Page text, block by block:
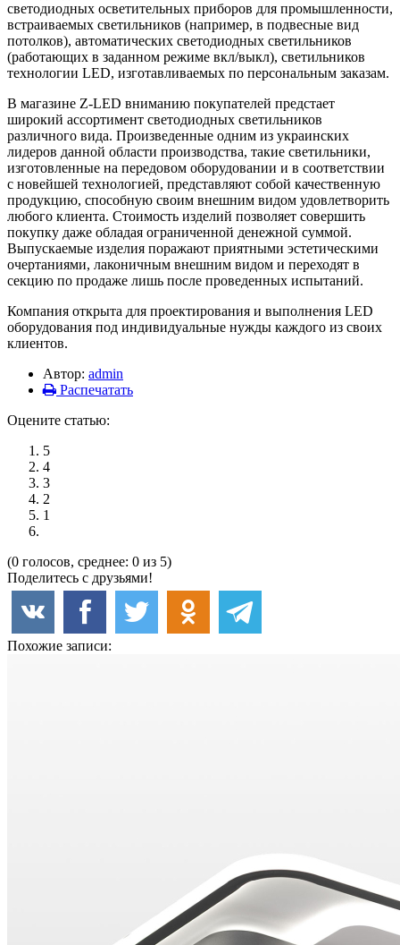
светодиодных осветительных приборов для промышленности,
встраиваемых светильников (например, в подвесные вид
потолков), автоматических светодиодных светильников
(работающих в заданном режиме вкл/выкл), светильников
технологии LED, изготавливаемых по персональным заказам.
В магазине Z-LED вниманию покупателей предстает
широкий ассортимент светодиодных светильников
различного вида. Произведенные одним из украинских
лидеров данной области производства, такие светильники,
изготовленные на передовом оборудовании и в соответствии
с новейшей технологией, представляют собой качественную
продукцию, способную своим внешним видом удовлетворить
любого клиента. Стоимость изделий позволяет совершить
покупку даже обладая ограниченной денежной суммой.
Выпускаемые изделия поражают приятными эстетическими
очертаниями, лаконичным внешним видом и переходят в
секцию по продаже лишь после проведенных испытаний.
Компания открыта для проектирования и выполнения LED
оборудования под индивидуальные нужды каждого из своих
клиентов.
Автор: admin
Распечатать
Оцените статью:
5
4
3
2
1
(0 голосов, среднее: 0 из 5)
Поделитесь с друзьями!
Похожие записи: